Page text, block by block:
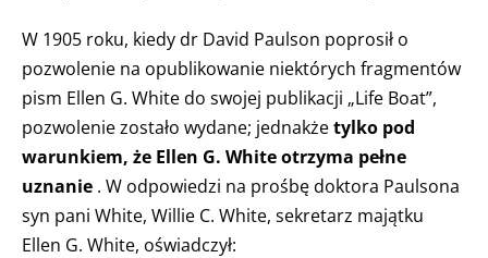
W 1905 roku, kiedy dr David Paulson poprosił o
pozwolenie na opublikowanie niektórych fragmentów
pism Ellen G. White do swojej publikacji „Life Boat”,
pozwolenie zostało wydane; jednakżetylko pod
warunkiem, że Ellen G. White otrzyma pełne
uznanie . W odpowiedzi na prośbę doktora Paulsona
syn pani White, Willie C. White, sekretarz majątku
Ellen G. White, oświadczył: